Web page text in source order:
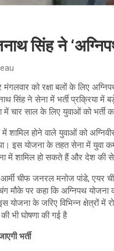
सिंह ने
को रक्षा बलों के लिए
सिंह ने सेना में भर्ती प्रक्रिया
में चार साल के लिए युवाओं को भर्ती
शामिल होने वाले युवाओं को
इस योजना के तहत सेना में युवा
में शामिल हो सकते हैं और देश की
आर्मी चीफ जनरल मनोज पांडे, एयर
मौके पर कहा कि अग्निपथ
योजना के जरिए विभिन्न क्षेत्रों
भी घोषणा की गई है
भर्ती